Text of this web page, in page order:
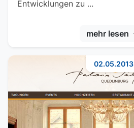
Entwicklungen zu ...
mehr lesen
02.05.2013